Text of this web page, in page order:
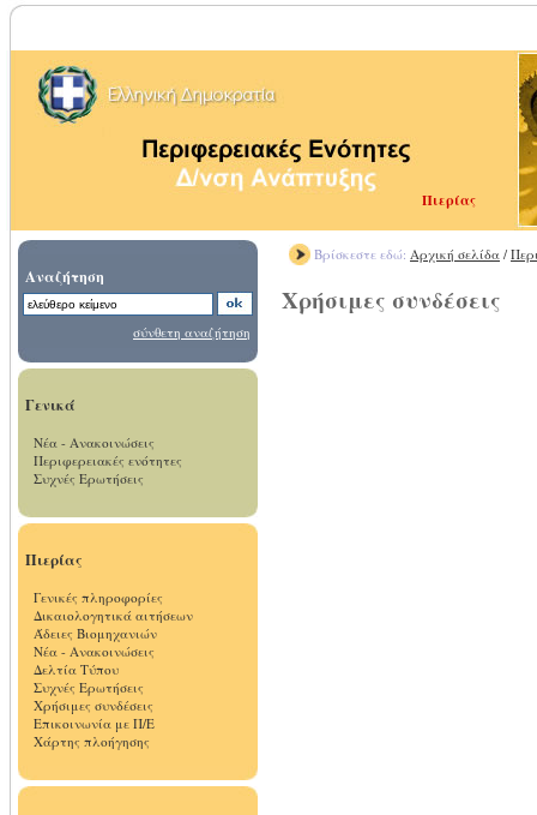
Πιερίας
Αναζήτηση
σύνθετη αναζήτηση
Γενικά
Νέα - Ανακοινώσεις
Περιφερειακές ενότητες
Συχνές Ερωτήσεις
Πιερίας
Γενικές πληροφορίες
Δικαιολογητικά αιτήσεων
Άδειες Βιομηχανιών
Νέα - Ανακοινώσεις
Δελτία Τύπου
Συχνές Ερωτήσεις
Χρήσιμες συνδέσεις
Επικοινωνία με Π/Ε
Χάρτης πλοήγησης
Βρίσκεστε εδώ: Αρχική σελίδα /
Χρήσιμες συνδέσεις